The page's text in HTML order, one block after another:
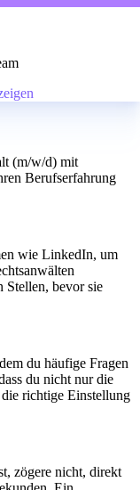
(m/w/d) mit
Berufserfahrung
wie LinkedIn, um
Stellen, bevor sie
du häufige Fragen
du nicht nur die
richtige Einstellung
zögere nicht, direkt